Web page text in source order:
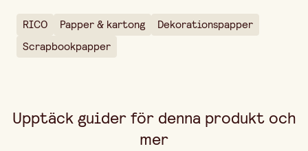
RICO Papper & kartong
Dekorationspapper
Scrapbookpapper
Upptäck guider för denna produkt och
mer